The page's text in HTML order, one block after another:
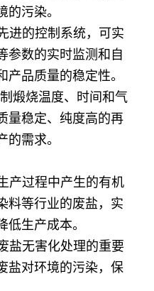
污染。
进的控制系统，可实
参数的实时监测和自
产品质量的稳定性。
煅烧温度、时间和气
量稳定、纯度高的再
的需求。
产过程中产生的有机
料等行业的废盐，实
生产成本。
盐无害化处理的重要
盐对环境的污染，保